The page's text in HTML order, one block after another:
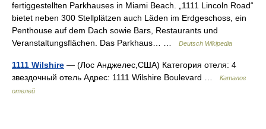
fertiggestellten Parkhauses in Miami Beach. „1111 Lincoln Road“
bietet neben 300 Stellplätzen auch Läden im Erdgeschoss, ein
Penthouse auf dem Dach sowie Bars, Restaurants und
Veranstaltungsflächen. Das Parkhaus… …
Deutsch Wikipedia
1111 Wilshire — (Лос Анджелес,США) Категория отеля: 4
звездочный отель Адрес: 1111 Wilshire Boulevard …
Каталог
отелей